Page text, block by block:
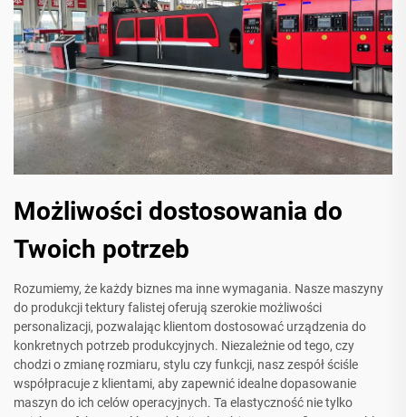
Możliwości dostosowania do
Twoich potrzeb
Rozumiemy, że każdy biznes ma inne wymagania. Nasze maszyny
do produkcji tektury falistej oferują szerokie możliwości
personalizacji, pozwalając klientom dostosować urządzenia do
konkretnych potrzeb produkcyjnych. Niezależnie od tego, czy
chodzi o zmianę rozmiaru, stylu czy funkcji, nasz zespół ściśle
współpracuje z klientami, aby zapewnić idealne dopasowanie
maszyn do ich celów operacyjnych. Ta elastyczność nie tylko